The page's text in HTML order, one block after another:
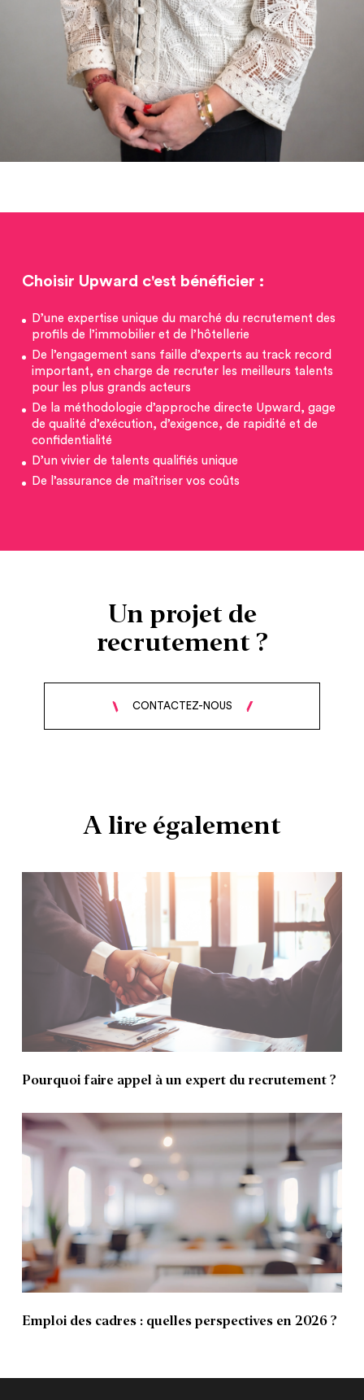
Choisir Upward c'est bénéficier :
D’une expertise unique du marché du recrutement des
profils de l’immobilier et de l’hôtellerie
De l’engagement sans faille d’experts au track record
important, en charge de recruter les meilleurs talents
pour les plus grands acteurs
De la méthodologie d’approche directe Upward, gage
de qualité d’exécution, d’exigence, de rapidité et de
confidentialité
D’un vivier de talents qualifiés unique
De l’assurance de maîtriser vos coûts
Un projet de
recrutement ?
CONTACTEZ-NOUS
A lire également
Pourquoi faire appel à un expert du recrutement ?
Emploi des cadres : quelles perspectives en 2026 ?